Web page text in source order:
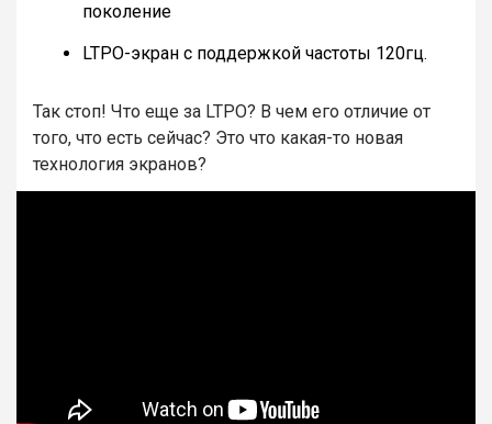
поколение
LTPO-экран с поддержкой частоты 120гц.
Так стоп! Что еще за LTPO? В чем его отличие от
того, что есть сейчас? Это что какая-то новая
технология экранов?